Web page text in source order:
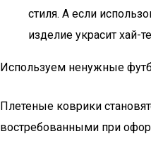
стиля. А если
изделие украсит хай-
Используем ненужные
Плетеные коврики
востребованными при